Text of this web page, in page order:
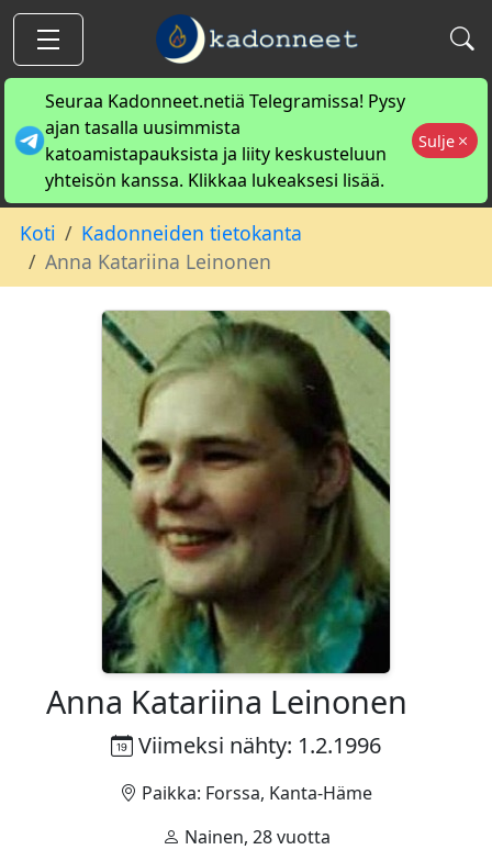
Seuraa Kadonneet.netiä Telegramissa! Pysy
ajan tasalla uusimmista
katoamistapauksista ja liity keskusteluun
yhteisön kanssa. Klikkaa lukeaksesi lisää.
Sulje
Koti
Kadonneiden tietokanta
Anna Katariina Leinonen
Anna Katariina Leinonen
Viimeksi nähty: 1.2.1996
Paikka: Forssa, Kanta-Häme
Nainen, 28 vuotta